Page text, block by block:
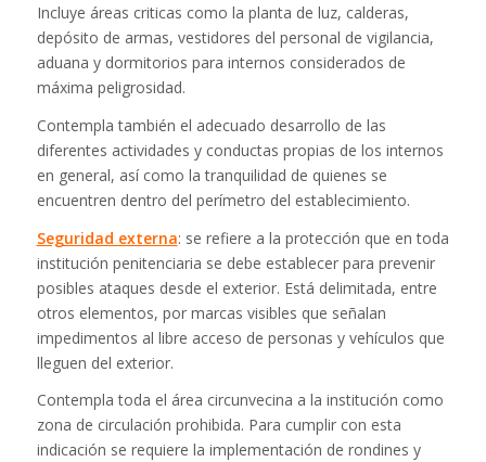
Incluye áreas criticas como la planta de luz, calderas,
depósito de armas, vestidores del personal de vigilancia,
aduana y dormitorios para internos considerados de
máxima peligrosidad.
Contempla también el adecuado desarrollo de las
diferentes actividades y conductas propias de los internos
en general, así como la tranquilidad de quienes se
encuentren dentro del perímetro del establecimiento.
Seguridad externa: se refiere a la protección que en toda
institución penitenciaria se debe establecer para prevenir
posibles ataques desde el exterior. Está delimitada, entre
otros elementos, por marcas visibles que señalan
impedimentos al libre acceso de personas y vehículos que
lleguen del exterior.
Contempla toda el área circunvecina a la institución como
zona de circulación prohibida. Para cumplir con esta
indicación se requiere la implementación de rondines y